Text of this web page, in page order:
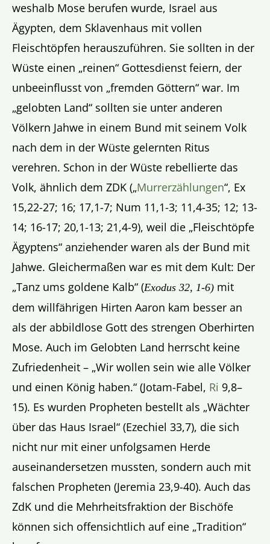
weshalb Mose berufen wurde, Israel aus
Ägypten, dem Sklavenhaus mit vollen
Fleischtöpfen herauszuführen. Sie sollten in der
Wüste einen „reinen“ Gottesdienst feiern, der
unbeeinflusst von „fremden Göttern“ war. Im
„gelobten Land“ sollten sie unter anderen
Völkern Jahwe in einem Bund mit seinem Volk
nach dem in der Wüste gelernten Ritus
verehren. Schon in der Wüste rebellierte das
Volk, ähnlich dem ZDK („Murrerzählungen“, Ex
15,22-27; 16; 17,1-7; Num 11,1-3; 11,4-35; 12; 13-
14; 16-17; 20,1-13; 21,4-9), weil die „Fleischtöpfe
Ägyptens“ anziehender waren als der Bund mit
Jahwe. Gleichermaßen war es mit dem Kult: Der
„Tanz ums goldene Kalb“ (Exodus 32, 1-6) mit
dem willfährigen Hirten Aaron kam besser an
als der abbildlose Gott des strengen Oberhirten
Mose. Auch im Gelobten Land herrscht keine
Zufriedenheit – „Wir wollen sein wie alle Völker
und einen König haben.“ (Jotam-Fabel, Ri 9,8–
15). Es wurden Propheten bestellt als „Wächter
über das Haus Israel“ (Ezechiel 33,7), die sich
nicht nur mit einer unfolgsamen Herde
auseinandersetzen mussten, sondern auch mit
falschen Propheten (Jeremia 23,9-40). Auch das
ZdK und die Mehrheitsfraktion der Bischöfe
können sich offensichtlich auf eine „Tradition“